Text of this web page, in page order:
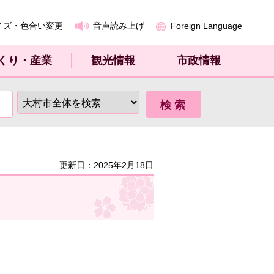
ズ・色合い変更 音声読み上げ Foreign Language
り・産業 観光情報 市政情報
更新日：2025年2月18日